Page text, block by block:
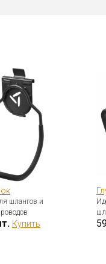
шлангов и
Купить